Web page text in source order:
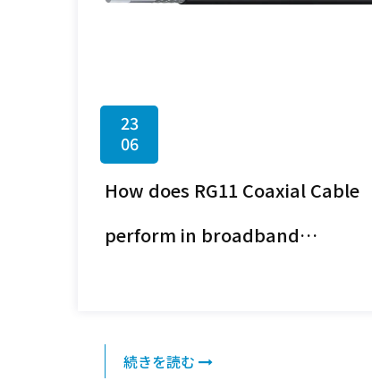
23
06
How does RG11 Coaxial Cable
perform in broadband
続きを読む